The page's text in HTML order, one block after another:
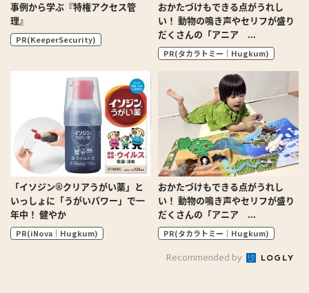
事例から学ぶ『特権アクセス管
理』
PR(KeeperSecurity)
おかたづけもできる点がうれし
い！ 動物の鳴き声やセリフが盛り
だくさんの「アニア ...
PR(タカラトミー｜Hugkum)
「イソジン®クリアうがい薬」と
いっしょに「うがいパワー」で一
年中！ 健やか
PR(iNova｜Hugkum)
おかたづけもできる点がうれし
い！ 動物の鳴き声やセリフが盛り
だくさんの「アニア ...
PR(タカラトミー｜Hugkum)
Recommended by